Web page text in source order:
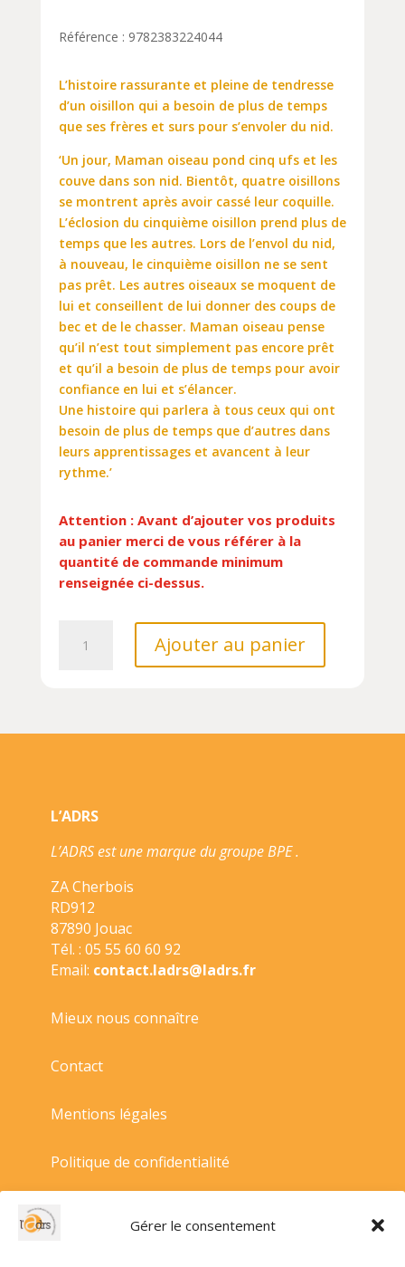
Gérer le consentement
Référence : 9782383224044
L’histoire rassurante et pleine de tendresse
d’un oisillon qui a besoin de plus de temps
que ses frères et surs pour s’envoler du nid.
‘Un jour, Maman oiseau pond cinq ufs et les
couve dans son nid. Bientôt, quatre oisillons
se montrent après avoir cassé leur coquille.
L’éclosion du cinquième oisillon prend plus de
temps que les autres. Lors de l’envol du nid,
à nouveau, le cinquième oisillon ne se sent
pas prêt. Les autres oiseaux se moquent de
lui et conseillent de lui donner des coups de
bec et de le chasser. Maman oiseau pense
qu’il n’est tout simplement pas encore prêt
et qu’il a besoin de plus de temps pour avoir
confiance en lui et s’élancer.
Une histoire qui parlera à tous ceux qui ont
besoin de plus de temps que d’autres dans
leurs apprentissages et avancent à leur
rythme.’
Attention : Avant d’ajouter vos produits
au panier merci de vous référer à la
quantité de commande minimum
renseignée ci-dessus.
PRET///KIMANE/
Ajouter au panier
L’ADRS
L’ADRS est une marque du groupe BPE .
ZA Cherbois
RD912
87890 Jouac
Tél. : 05 55 60 60 92
Email: contact.ladrs@ladrs.fr
Mieux nous connaître
Contact
Mentions légales
Politique de confidentialité
Politique de cookies